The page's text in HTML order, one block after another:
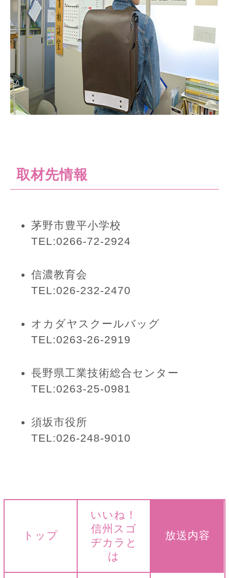
取材先情報
茅野市豊平小学校
TEL:0266-72-2924
信濃教育会
TEL:026-232-2470
オカダヤスクールバッグ
TEL:0263-26-2919
長野県工業技術総合センター
TEL:0263-25-0981
須坂市役所
TEL:026-248-9010
トップ
いいね！
信州スゴ
ヂカラと
は
放送内容